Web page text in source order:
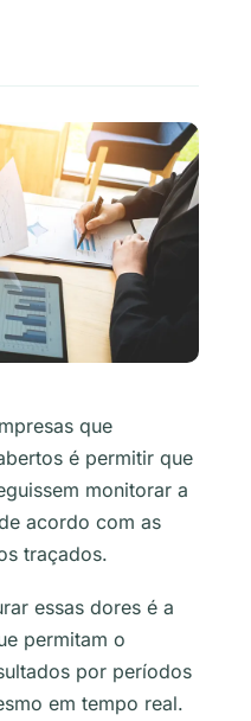
que
é permitir que
monitorar a
acordo com as
traçados.
essas dores é a
permitam o
por períodos
em tempo real.